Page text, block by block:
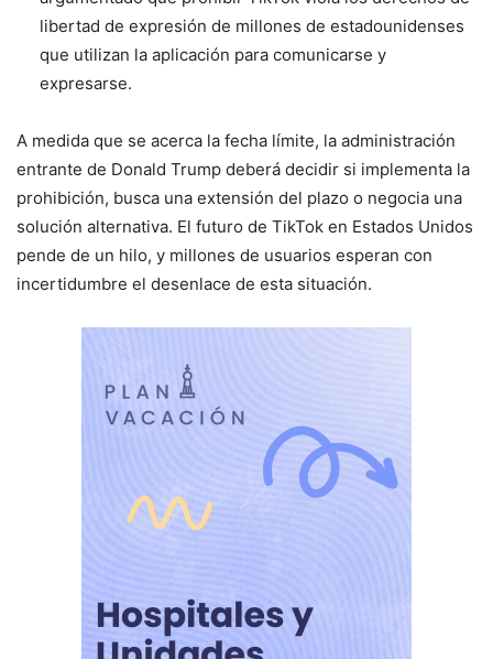
libertad de expresión de millones de estadounidenses
que utilizan la aplicación para comunicarse y
expresarse.
A medida que se acerca la fecha límite, la administración
entrante de Donald Trump deberá decidir si implementa la
prohibición, busca una extensión del plazo o negocia una
solución alternativa. El futuro de TikTok en Estados Unidos
pende de un hilo, y millones de usuarios esperan con
incertidumbre el desenlace de esta situación.